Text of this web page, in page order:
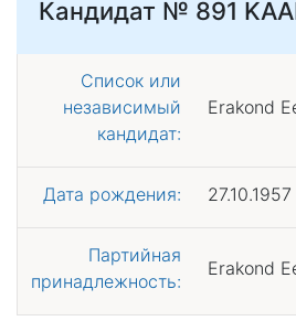
Кандидат № 891
Список или
независимый
кандидат:
Erakond
Дата рождения: 27.10.1957
Партийная
принадлежность:
Erakond